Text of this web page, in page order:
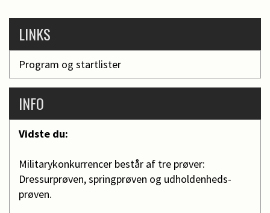
LINKS
Program og startlister
INFO
Vidste du:
Militarykonkurrencer består af tre prøver:
Dressurprøven, springprøven og udholdenheds-
prøven.